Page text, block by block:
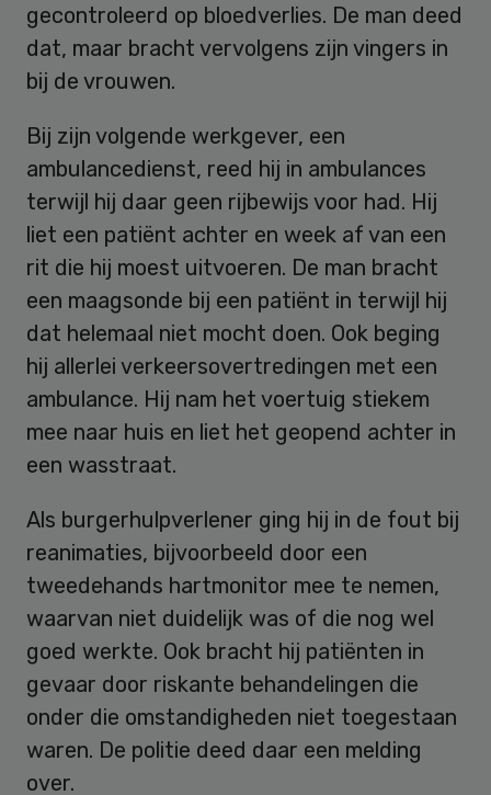
gecontroleerd op bloedverlies. De man deed
dat, maar bracht vervolgens zijn vingers in
bij de vrouwen.
Bij zijn volgende werkgever, een
ambulancedienst, reed hij in ambulances
terwijl hij daar geen rijbewijs voor had. Hij
liet een patiënt achter en week af van een
rit die hij moest uitvoeren. De man bracht
een maagsonde bij een patiënt in terwijl hij
dat helemaal niet mocht doen. Ook beging
hij allerlei verkeersovertredingen met een
ambulance. Hij nam het voertuig stiekem
mee naar huis en liet het geopend achter in
een wasstraat.
Als burgerhulpverlener ging hij in de fout bij
reanimaties, bijvoorbeeld door een
tweedehands hartmonitor mee te nemen,
waarvan niet duidelijk was of die nog wel
goed werkte. Ook bracht hij patiënten in
gevaar door riskante behandelingen die
onder die omstandigheden niet toegestaan
waren. De politie deed daar een melding
over.